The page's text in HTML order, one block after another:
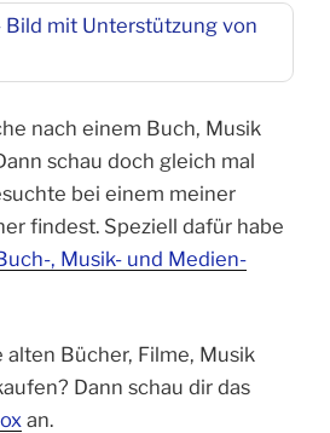
nach einem Buch, Musik
schau doch gleich mal
bei einem meiner
findest. Speziell dafür habe
, Musik- und Medien-
Bücher, Filme, Musik
Dann schau dir das
an.